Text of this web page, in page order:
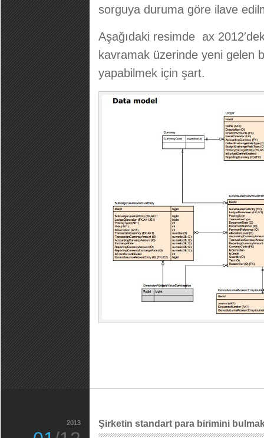
sorguya duruma göre ilave
Aşağıdaki resimde ax
kavramak üzerinde yeni gelen
yapabilmek için şart.
Şirketin standart para birimini
2013